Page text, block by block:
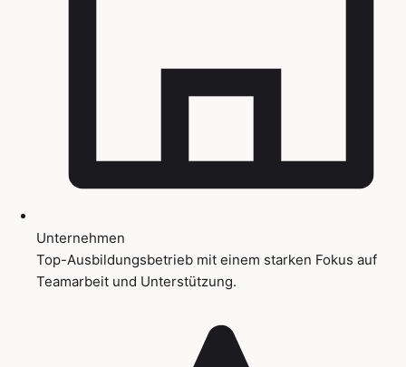
Unternehmen
Top-Ausbildungsbetrieb mit einem starken Fokus auf
Teamarbeit und Unterstützung.